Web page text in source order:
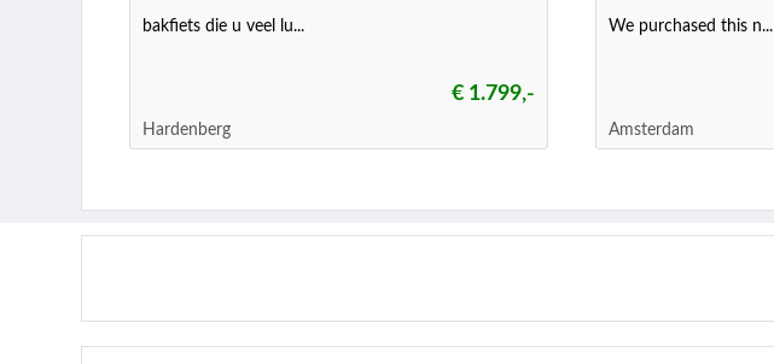
bakfiets die u veel lu...
€ 1.799,-
Hardenberg
We purchased this n...
Amsterdam